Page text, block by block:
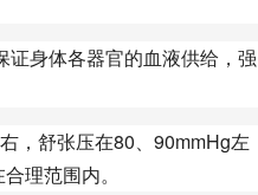
身体各器官的血液供给，强
舒张压在80、90mmHg左
理范围内。